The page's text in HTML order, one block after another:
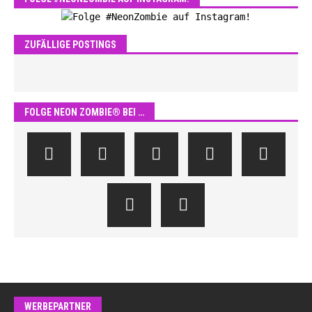
ZUFÄLLIGE POSTINGS
FOLGE NEON ZOMBIE® BEI …
WERBEPARTNER